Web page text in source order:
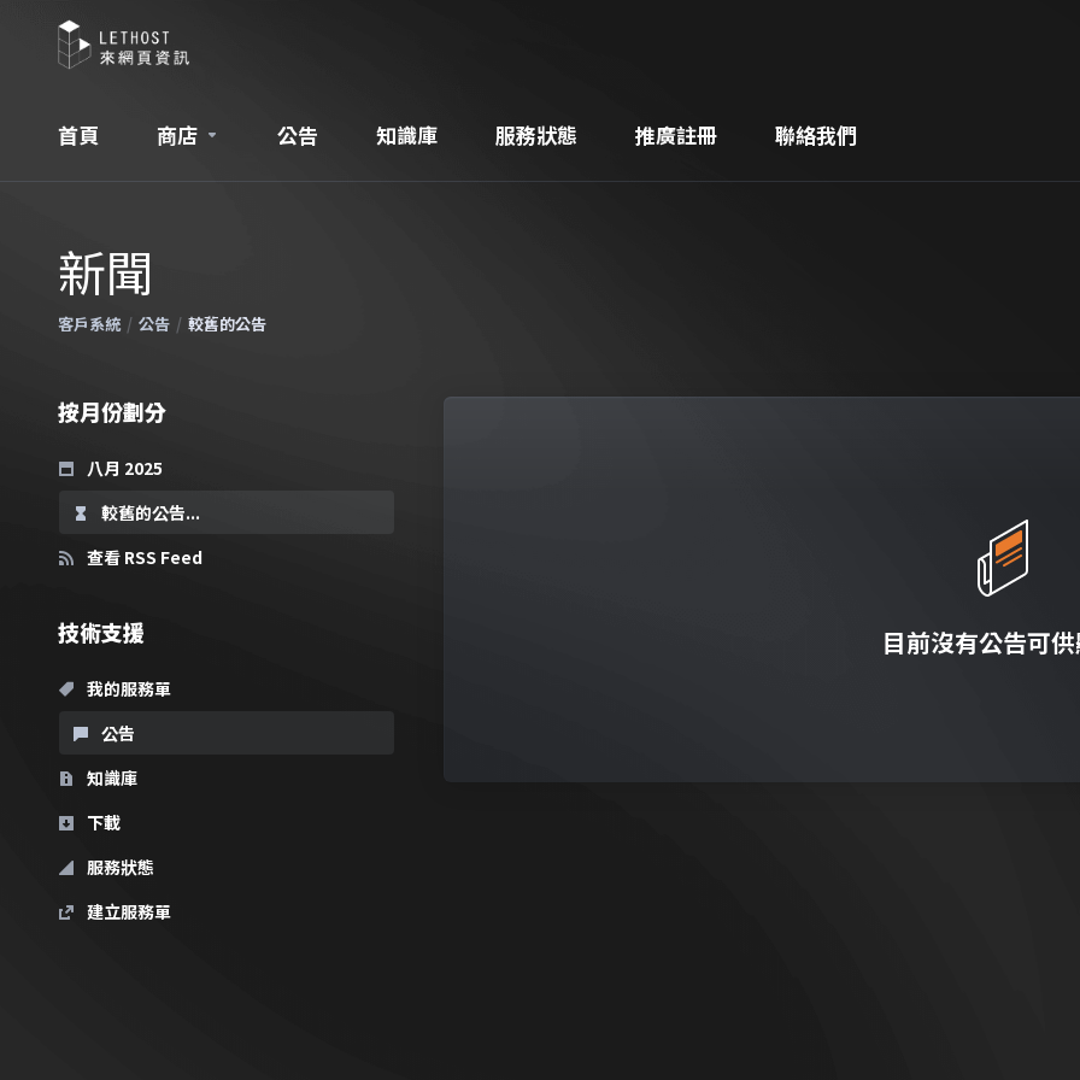
首頁 商店 公告 知識庫 服務狀態 推廣註冊 聯絡我們
新聞
客戶系統 公告 較舊的公告
按月份劃分
八月 2025
較舊的公告...
查看 RSS Feed
技術支援
我的服務單
公告
知識庫
下載
服務狀態
建立服務單
目前沒有公告可